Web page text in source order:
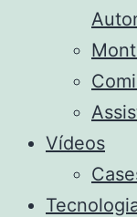
Vídeos